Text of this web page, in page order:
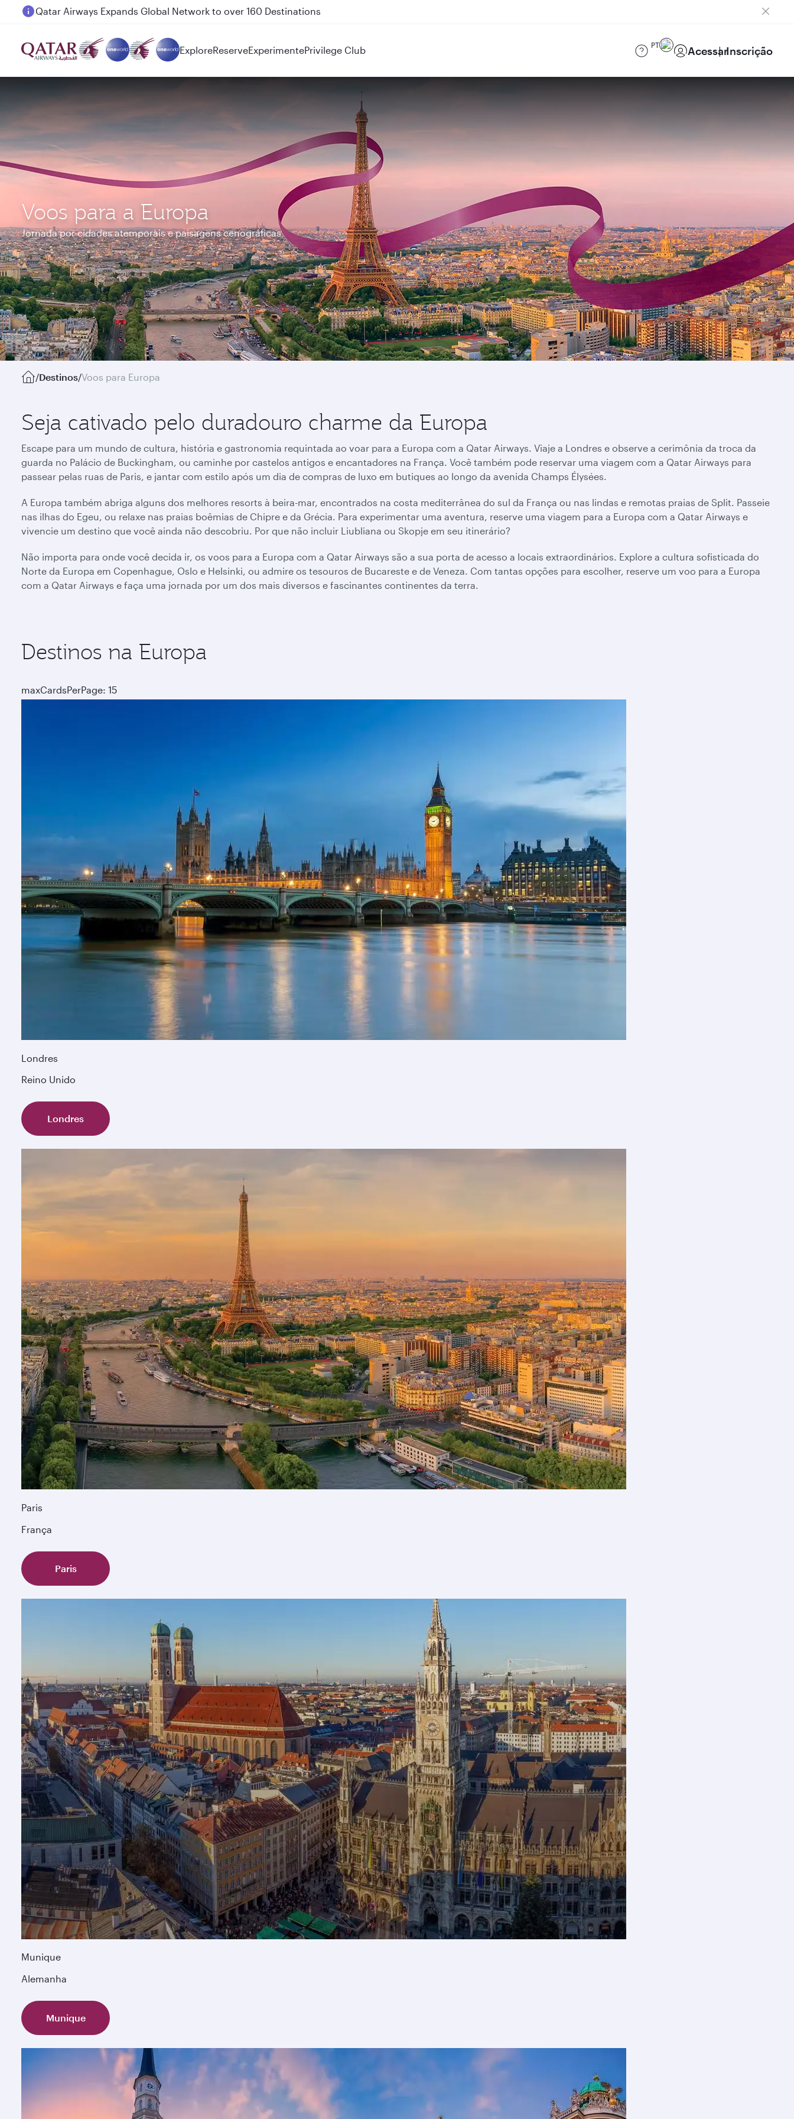
Passengers flying between Doha and Auckland on QR914 and QR915
ExploreReserveExperimentePrivilege Club PT AcessarInscrição
Voos para a Europa
Jornada por cidades atemporais e paisagens cenográficas
/Destinos/Voos para Europa
Seja cativado pelo duradouro charme da Europa
Escape para um mundo de cultura, história e gastronomia requintada ao voar para a Europa com a Qatar Airways. Viaje a Londres e observe a cerimônia da troca da
guarda no Palácio de Buckingham, ou caminhe por castelos antigos e encantadores na França. Você também pode reservar uma viagem com a Qatar Airways para
passear pelas ruas de Paris, e jantar com estilo após um dia de compras de luxo em butiques ao longo da avenida Champs Élysées.
A Europa também abriga alguns dos melhores resorts à beira-mar, encontrados na costa mediterrânea do sul da França ou nas lindas e remotas praias de Split. Passeie
nas ilhas do Egeu, ou relaxe nas praias boêmias de Chipre e da Grécia. Para experimentar uma aventura, reserve uma viagem para a Europa com a Qatar Airways e
vivencie um destino que você ainda não descobriu. Por que não incluir Liubliana ou Skopje em seu itinerário?
Não importa para onde você decida ir, os voos para a Europa com a Qatar Airways são a sua porta de acesso a locais extraordinários. Explore a cultura sofisticada do
Norte da Europa em Copenhague, Oslo e Helsinki, ou admire os tesouros de Bucareste e de Veneza. Com tantas opções para escolher, reserve um voo para a Europa
com a Qatar Airways e faça uma jornada por um dos mais diversos e fascinantes continentes da terra.
Destinos na Europa
maxCardsPerPage: 15
Londres
Reino Unido
Londres
Paris
França
Paris
Munique
Alemanha
Munique